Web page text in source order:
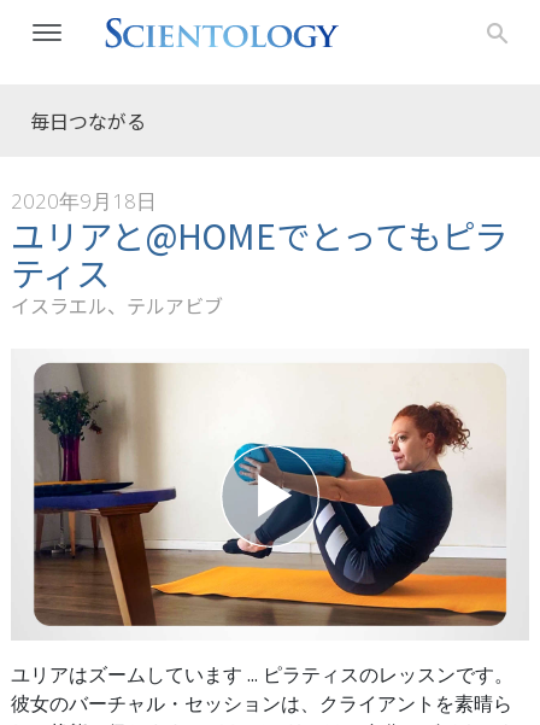
毎日つながる
2020年9月18日
ユリアと@HOMEでとってもピラ
ティス
イスラエル、テルアビブ
ユリアはズームしています ... ピラティスのレッスンです。
彼女のバーチャル・セッションは、クライアントを素晴ら